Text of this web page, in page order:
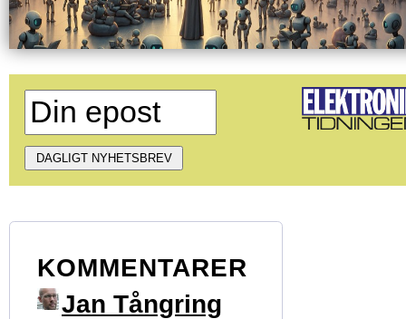
KOMMENTARER
Jan Tångring